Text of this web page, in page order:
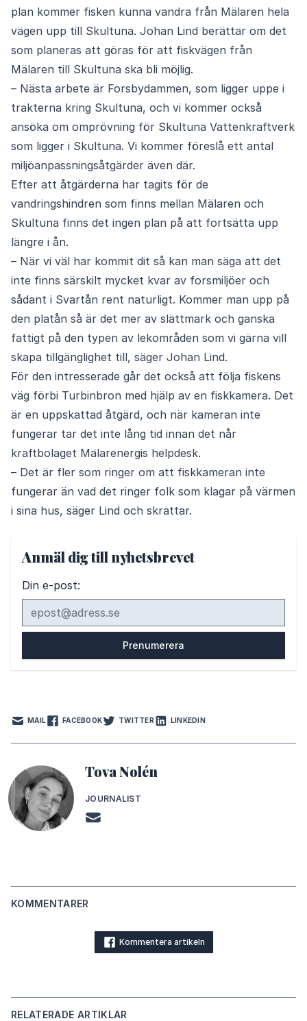
plan kommer fisken kunna vandra från Mälaren hela
vägen upp till Skultuna. Johan Lind berättar om det
som planeras att göras för att fiskvägen från
Mälaren till Skultuna ska bli möjlig.
– Nästa arbete är Forsbydammen, som ligger uppe i
trakterna kring Skultuna, och vi kommer också
ansöka om omprövning för Skultuna Vattenkraftverk
som ligger i Skultuna. Vi kommer föreslå ett antal
miljöanpassningsåtgärder även där.
Efter att åtgärderna har tagits för de
vandringshindren som finns mellan Mälaren och
Skultuna finns det ingen plan på att fortsätta upp
längre i ån.
– När vi väl har kommit dit så kan man säga att det
inte finns särskilt mycket kvar av forsmiljöer och
sådant i Svartån rent naturligt. Kommer man upp på
den platån så är det mer av slättmark och ganska
fattigt på den typen av lekområden som vi gärna vill
skapa tillgänglighet till, säger Johan Lind.
För den intresserade går det också att följa fiskens
väg förbi Turbinbron med hjälp av en fiskkamera. Det
är en uppskattad åtgärd, och när kameran inte
fungerar tar det inte lång tid innan det når
kraftbolaget Mälarenergis helpdesk.
– Det är fler som ringer om att fiskkameran inte
fungerar än vad det ringer folk som klagar på värmen
i sina hus, säger Lind och skrattar.
Anmäl dig till nyhetsbrevet
Din e-post:
MAIL FACEBOOK TWITTER LINKEDIN
Tova Nolén
JOURNALIST
KOMMENTARER
Kommentera artikeln
RELATERADE ARTIKLAR